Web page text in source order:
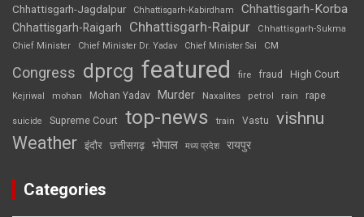
Chhattisgarh-Jagdalpur Chhattisgarh-Kabirdham Chhattisgarh-Korba
Chhattisgarh-Raigarh Chhattisgarh-Raipur
Chhattisgarh-Sukma
Chief Minister
Chief Minister Dr. Yadav Chief Minister Sai CM
Congress dprcg featured fire fraud High Court
Kejriwal mohan Mohan Yadav Murder Naxalites petrol rain rape
suicide Supreme Court top-news train Vastu vishnu
Weather इंदौर छत्तीसगढ़ भोपाल मध्य प्रदेश रायपुर
Categories